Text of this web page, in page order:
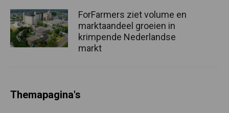
ForFarmers ziet volume en
marktaandeel groeien in
krimpende Nederlandse
markt
Themapagina's